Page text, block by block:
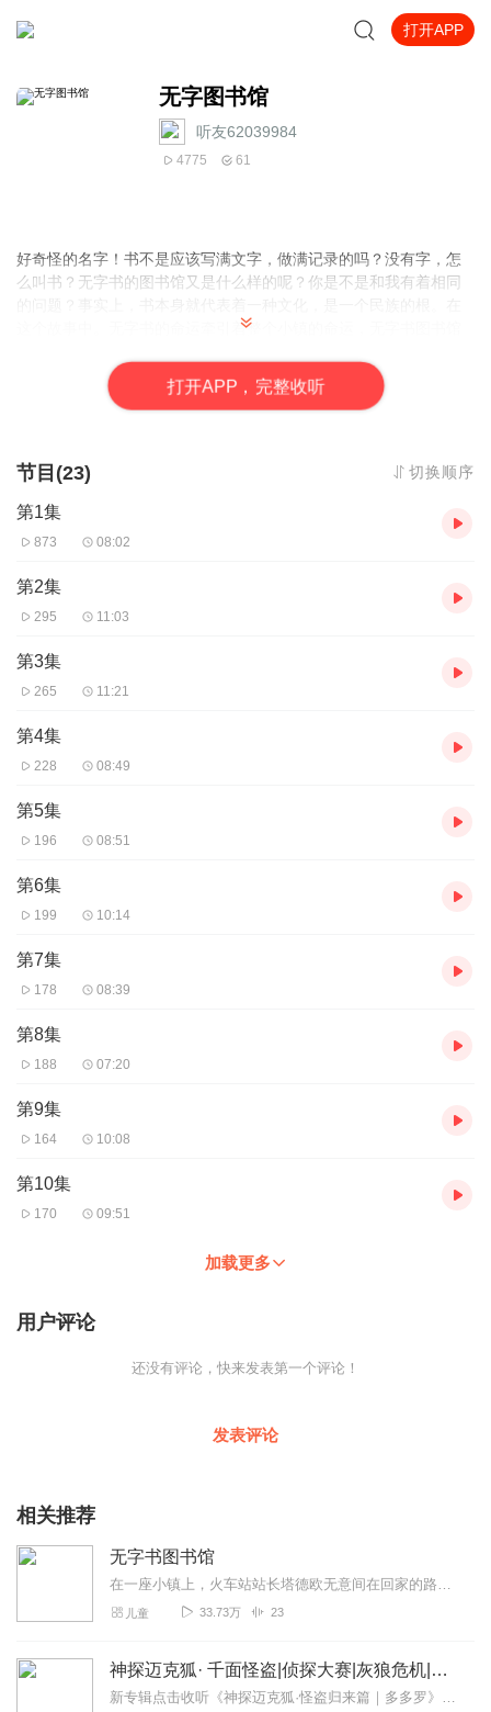
打开APP
无字图书馆
听友62039984
4775 61
好奇怪的名字！书不是应该写满文字，做满记录的吗？没有字，怎
么叫书？无字书的图书馆又是什么样的呢？你是不是和我有着相同
这个故事中。无字书的命运牵引着整个小镇的命运，无字书图书馆
字书就是一本死去的书。当你在阅读这本《无字书图书馆》的时
候，你会发现，这一切的发生和改变，都取决于人对书的态度。
打开APP，完整收听
节目(23) 切换顺序
第1集
873 08:02
第2集
295 11:03
第3集
265 11:21
第4集
228 08:49
第5集
196 08:51
第6集
199 10:14
第7集
178 08:39
第8集
188 07:20
第9集
164 10:08
第10集
170 09:51
加载更多
用户评论
还没有评论，快来发表第一个评论！
发表评论
相关推荐
无字书图书馆
在一座小镇上，火车站站长塔德欧无意间在回家的路上发现了很多四处飘零的字母。这些字母是从哪儿来的？追随着坠落的字母，塔德欧和本杰明镇长来到因无人光顾而关闭了一年多...
儿童 33.73万 23
神探迈克狐· 千面怪盗|侦探大赛|灰狼危机|多多罗
新专辑点击收听《神探迈克狐·怪盗归来篇｜多多罗》！！！>>>点击进入主播橱窗购买《神探迈克狐》系列图书吧!<<<多多罗故事【点击前往】收听多多罗其他好玩有趣的故...